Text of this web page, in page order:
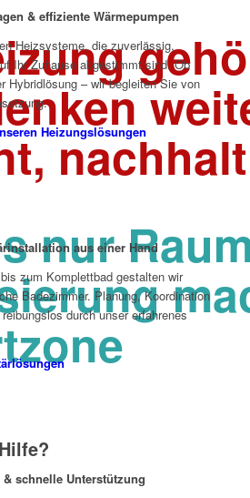
nur
& effiziente Wärmepumpen
Heizsysteme, die zuverlässig,
Ihr Zuhause abgestimmt sind. Ob
Hybridlösung – wir begleiten Sie von
Heizungslösungen
aus einer Hand
zum Komplettbad gestalten wir
Badezimmer. Planung, Koordination
durch unser erfahrenes
schnelle Unterstützung